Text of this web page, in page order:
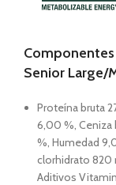
Senior Large/
Proteína bruta
6,00 %, Ceniza
%, Humedad
clorhidrato 820
Aditivos